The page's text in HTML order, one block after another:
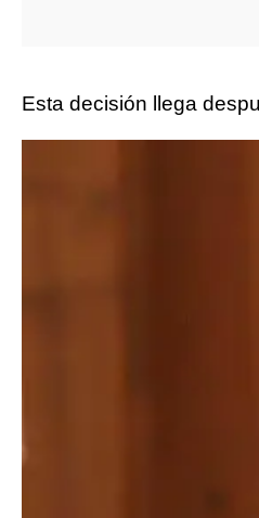
Esta decisión llega